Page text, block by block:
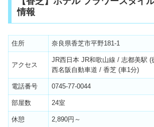
情報
住所 奈良県香芝市平野181-1
アクセス
JR西日本 JR和歌山線 / 志都美駅 (
西名阪自動車道 / 香芝 (車1分)
電話番号 0745-77-0044
部屋数 24室
休憩 2,890円～